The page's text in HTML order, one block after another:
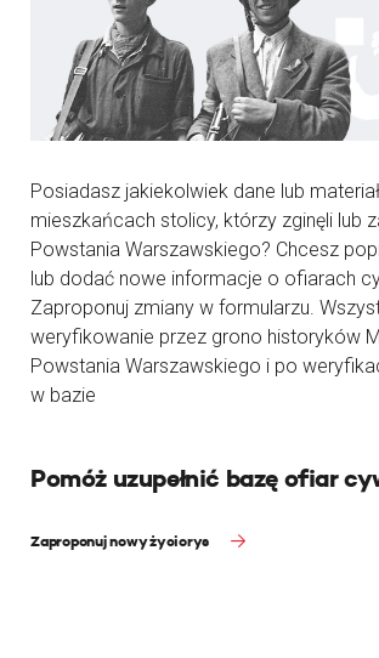
Posiadasz jakiekolwiek dane lub
mieszkańcach stolicy, którzy zginęli lub
Powstania Warszawskiego? Chcesz
lub dodać nowe informacje o ofiarach
Zaproponuj zmiany w formularzu.
weryfikowanie przez grono historyków
Powstania Warszawskiego i po
w bazie
Pomóż uzupełnić bazę ofiar
Zaproponuj nowy życiorys